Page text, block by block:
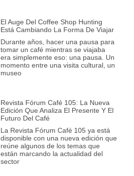
El Auge Del Coffee Shop Hunting
Está Cambiando La Forma De Viajar
Durante años, hacer una pausa para
tomar un café mientras se viajaba
era simplemente eso: una pausa. Un
momento entre una visita cultural, un
museo
Revista Fórum Café 105: La Nueva
Edición Que Analiza El Presente Y El
Futuro Del Café
La Revista Fórum Café 105 ya está
disponible con una nueva edición que
reúne algunos de los temas que
están marcando la actualidad del
sector